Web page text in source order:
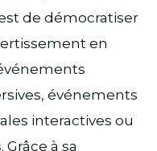
de démocratiser
en
événements
interactives ou
à sa